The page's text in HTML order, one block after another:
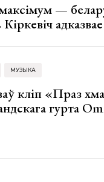
—
МУЗЫКА
кліп «Праз
гурта